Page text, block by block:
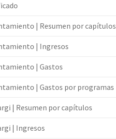
| Resumen por capítulos
| Ingresos
| Gastos
| Gastos por programas
| Resumen por capítulos
| Ingresos